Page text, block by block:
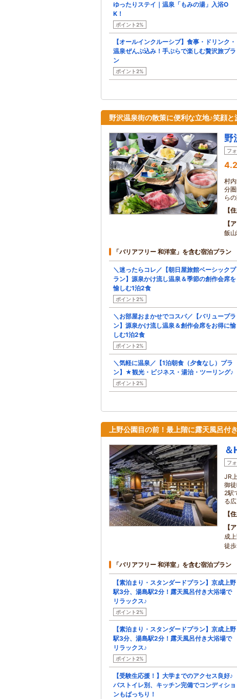
ゆったりステイ｜温泉「もみの湯」入浴O
K！
ポイント2%
【オールインクルーシブ】食事・ドリンク・
温泉ぜんぶ込み！手ぶらで楽しむ贅沢旅プラ
ン
ポイント2%
野沢温泉街の散策に便利な立地♪笑顔
野
フ
4.2
村
分
ら
飯
「バリアフリー 和洋室」を含む宿泊プラン
＼迷ったらコレ／【朝日屋旅館ベーシックプ
ラン】源泉かけ流し温泉＆季節の創作会席を
愉しむ1泊2食
ポイント2%
＼お部屋おまかせでコスパ／【バリュープラ
ン】源泉かけ流し温泉＆創作会席をお得に愉
しむ1泊2食
ポイント2%
＼気軽に温泉／【1泊朝食（夕食なし）プラ
ン】★観光・ビジネス・湯治・ツーリング♪
ポイント2%
上野公園目の前！最上階に露天風呂付
＆
フ
JR
御
2駅
る
成
徒
「バリアフリー 和洋室」を含む宿泊プラン
【素泊まり・スタンダードプラン】京成上野
駅3分、湯島駅2分！露天風呂付き大浴場で
リラックス♪
ポイント2%
【素泊まり・スタンダードプラン】京成上野
駅3分、湯島駅2分！露天風呂付き大浴場で
リラックス♪
ポイント2%
【受験生応援！】大学までのアクセス良好♪
バストイレ別、キッチン完備でコンディショ
ンもばっちり！